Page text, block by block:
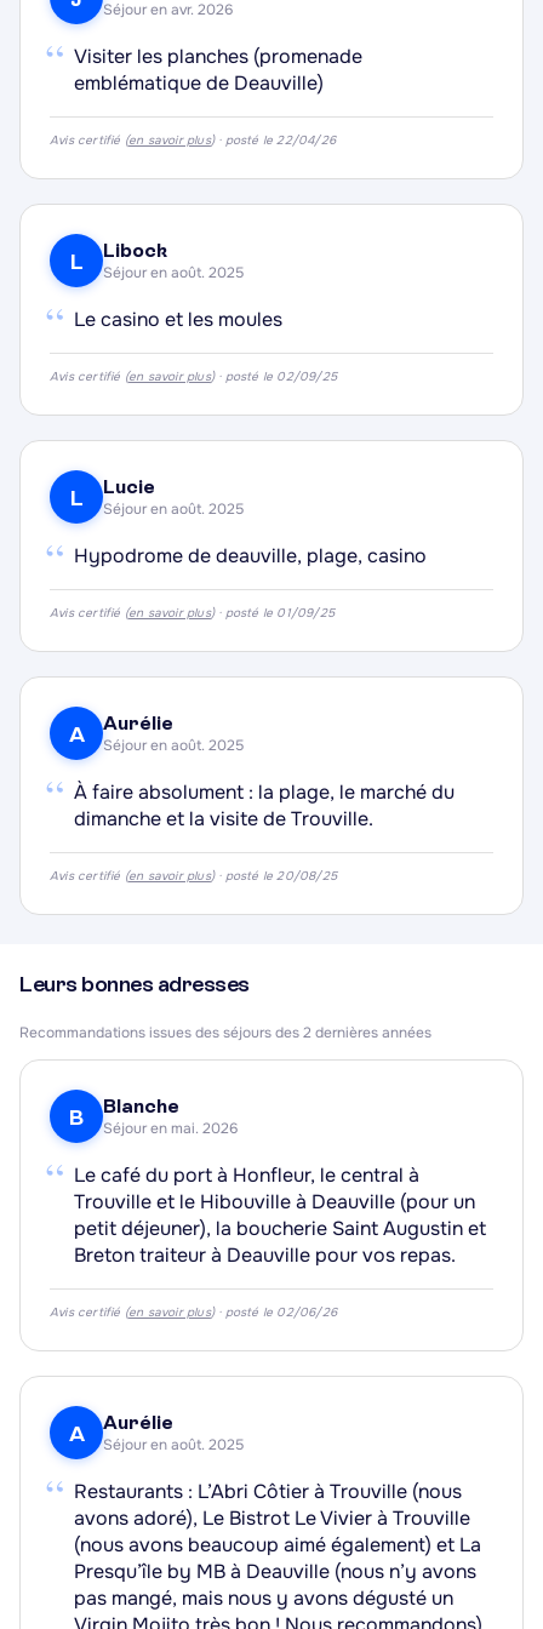
·
·
·
·
Séjour en avr. 2026
“ Visiter les planches (promenade
emblématique de Deauville)
Avis certifié (en savoir plus) · posté le 22/04/26
L Libock
Séjour en août. 2025
“ Le casino et les moules
Avis certifié (en savoir plus) · posté le 02/09/25
L Lucie
Séjour en août. 2025
“ Hypodrome de deauville, plage, casino
Avis certifié (en savoir plus) · posté le 01/09/25
A Aurélie
Séjour en août. 2025
“ À faire absolument : la plage, le marché du
dimanche et la visite de Trouville.
Avis certifié (en savoir plus) · posté le 20/08/25
Leurs bonnes adresses
Recommandations issues des séjours des 2 dernières années
B Blanche
Séjour en mai. 2026
“ Le café du port à Honfleur, le central à
Trouville et le Hibouville à Deauville (pour un
petit déjeuner), la boucherie Saint Augustin et
Breton traiteur à Deauville pour vos repas.
Avis certifié (en savoir plus) · posté le 02/06/26
A Aurélie
Séjour en août. 2025
“ Restaurants : L’Abri Côtier à Trouville (nous
avons adoré), Le Bistrot Le Vivier à Trouville
(nous avons beaucoup aimé également) et La
Presqu’île by MB à Deauville (nous n’y avons
pas mangé, mais nous y avons dégusté un